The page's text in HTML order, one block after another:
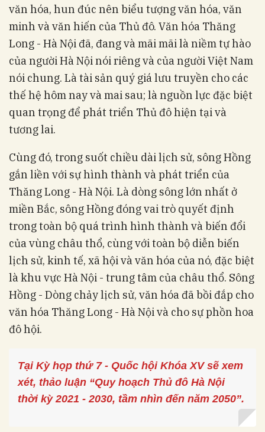
văn hóa, hun đúc nên biểu tượng văn hóa, văn
minh và văn hiến của Thủ đô. Văn hóa Thăng
Long - Hà Nội đã, đang và mãi mãi là niềm tự hào
của người Hà Nội nói riêng và của người Việt Nam
nói chung. Là tài sản quý giá lưu truyền cho các
thế hệ hôm nay và mai sau; là nguồn lực đặc biệt
quan trọng để phát triển Thủ đô hiện tại và
tương lai.
Cùng đó, trong suốt chiều dài lịch sử, sông Hồng
gắn liền với sự hình thành và phát triển của
Thăng Long - Hà Nội. Là dòng sông lớn nhất ở
miền Bắc, sông Hồng đóng vai trò quyết định
trong toàn bộ quá trình hình thành và biến đổi
của vùng châu thổ, cùng với toàn bộ diễn biến
lịch sử, kinh tế, xã hội và văn hóa của nó, đặc biệt
là khu vực Hà Nội - trung tâm của châu thổ. Sông
Hồng - Dòng chảy lịch sử, văn hóa đã bồi đắp cho
văn hóa Thăng Long - Hà Nội và cho sự phồn hoa
đô hội.
Tại Kỳ họp thứ 7 - Quốc hội Khóa XV sẽ xem
xét, thảo luận “Quy hoạch Thủ đô Hà Nội
thời kỳ 2021 - 2030, tầm nhìn đến năm 2050”.